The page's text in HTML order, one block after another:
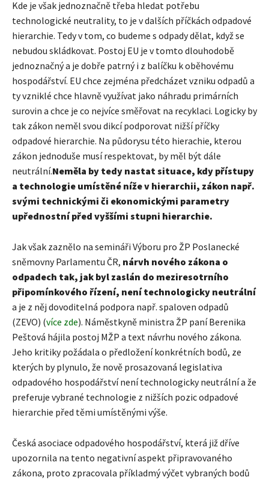
Kde je však jednoznačně třeba hledat potřebu
technologické neutrality, to je v dalších příčkách odpadové
hierarchie. Tedy v tom, co budeme s odpady dělat, když se
nebudou skládkovat. Postoj EU je v tomto dlouhodobě
jednoznačný a je dobře patrný i z balíčku k oběhovému
hospodářství. EU chce zejména předcházet vzniku odpadů a
ty vzniklé chce hlavně využívat jako náhradu primárních
surovin a chce je co nejvíce směřovat na recyklaci. Logicky by
tak zákon neměl svou dikcí podporovat nižší příčky
odpadové hierarchie. Na půdorysu této hierachie, kterou
zákon jednoduše musí respektovat, by měl být dále
neutrální.Neměla by tedy nastat situace, kdy přístupy
a technologie umístěné níže v hierarchii, zákon např.
svými technickými či ekonomickými parametry
upřednostní před vyššími stupni hierarchie.
Jak však zaznělo na semináři Výboru pro ŽP Poslanecké
sněmovny Parlamentu ČR, nárvh nového zákona o
odpadech tak, jak byl zaslán do meziresotrního
připomínkového řízení, není technologicky neutrální
a je z něj dovoditelná podpora např. spaloven odpadů
(ZEVO) (více zde). Náměstkyně ministra ŽP paní Berenika
Peštová hájila postoj MŽP a text návrhu nového zákona.
Jeho kritiky požádala o předložení konkrétních bodů, ze
kterých by plynulo, že nově prosazovaná legislativa
odpadového hospodářství není technologicky neutrální a že
preferuje vybrané technologie z nižších pozic odpadové
hierarchie před těmi umístěnými výše.
Česká asociace odpadového hospodářství, která již dříve
upozornila na tento negativní aspekt připravovaného
zákona, proto zpracovala příkladmý výčet vybraných bodů